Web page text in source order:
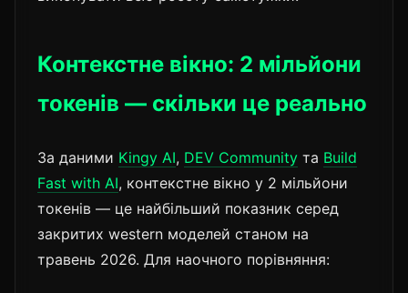
Контекстне вікно: 2 мільйони
токенів — скільки це реально
За даними Kingy AI, DEV Community та Build
Fast with AI, контекстне вікно у 2 мільйони
токенів — це найбільший показник серед
закритих western моделей станом на
травень 2026. Для наочного порівняння: